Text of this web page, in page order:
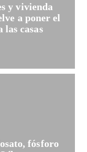
y vivienda
a poner el
las casas
fósforo